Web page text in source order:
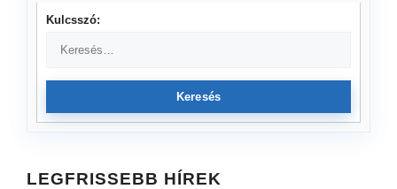
Kulcsszó:
Keresés
LEGFRISSEBB HÍREK